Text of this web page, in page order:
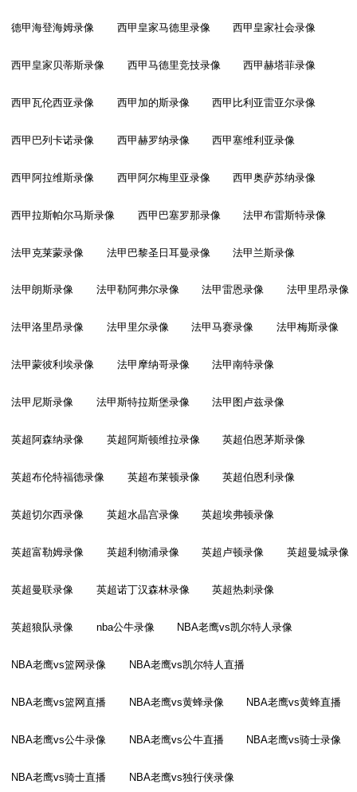
德甲海登海姆录像 西甲皇家马德里录像 西甲皇家社会录像
西甲皇家贝蒂斯录像 西甲马德里竞技录像 西甲赫塔菲录像
西甲瓦伦西亚录像 西甲加的斯录像 西甲比利亚雷亚尔录像
西甲巴列卡诺录像 西甲赫罗纳录像 西甲塞维利亚录像
西甲阿拉维斯录像 西甲阿尔梅里亚录像 西甲奥萨苏纳录像
西甲拉斯帕尔马斯录像 西甲巴塞罗那录像 法甲布雷斯特录像
法甲克莱蒙录像 法甲巴黎圣日耳曼录像 法甲兰斯录像
法甲朗斯录像 法甲勒阿弗尔录像 法甲雷恩录像 法甲里昂录像
法甲洛里昂录像 法甲里尔录像 法甲马赛录像 法甲梅斯录像
法甲蒙彼利埃录像 法甲摩纳哥录像 法甲南特录像
法甲尼斯录像 法甲斯特拉斯堡录像 法甲图卢兹录像
英超阿森纳录像 英超阿斯顿维拉录像 英超伯恩茅斯录像
英超布伦特福德录像 英超布莱顿录像 英超伯恩利录像
英超切尔西录像 英超水晶宫录像 英超埃弗顿录像
英超富勒姆录像 英超利物浦录像 英超卢顿录像 英超曼城录像
英超曼联录像 英超诺丁汉森林录像 英超热刺录像
英超狼队录像 nba公牛录像 NBA老鹰vs凯尔特人录像
NBA老鹰vs篮网录像 NBA老鹰vs凯尔特人直播
NBA老鹰vs篮网直播 NBA老鹰vs黄蜂录像 NBA老鹰vs黄蜂直播
NBA老鹰vs公牛录像 NBA老鹰vs公牛直播 NBA老鹰vs骑士录像
NBA老鹰vs骑士直播 NBA老鹰vs独行侠录像